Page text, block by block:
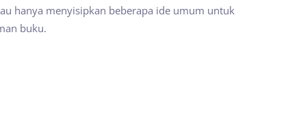
hanya menyisipkan beberapa ide umum untuk
buku.